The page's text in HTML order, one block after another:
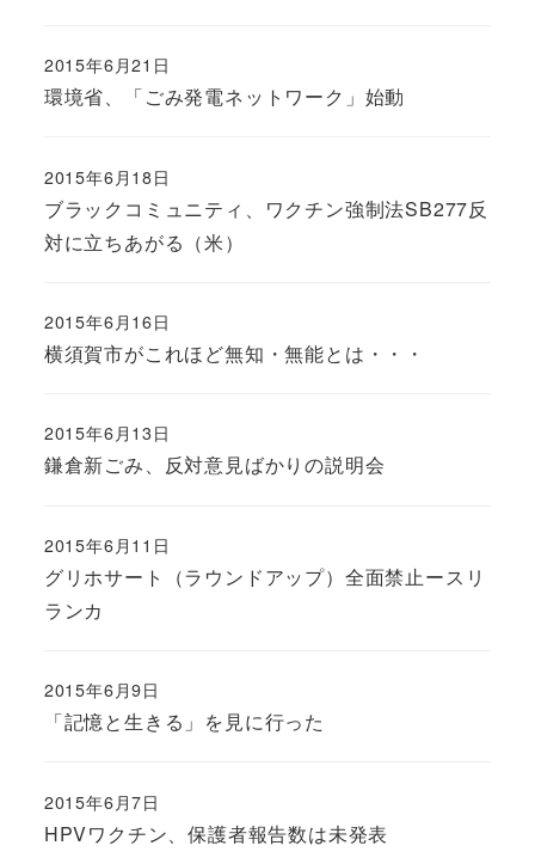
環境省、「ごみ発電ネットワーク」始動
2015年6月21日
ブラックコミュニティ、ワクチン強制法SB277反
対に立ちあがる（米）
2015年6月18日
横須賀市がこれほど無知・無能とは・・・
2015年6月16日
鎌倉新ごみ、反対意見ばかりの説明会
2015年6月13日
グリホサート（ラウンドアップ）全面禁止ースリ
ランカ
2015年6月11日
「記憶と生きる」を見に行った
2015年6月9日
HPVワクチン、保護者報告数は未発表
2015年6月7日